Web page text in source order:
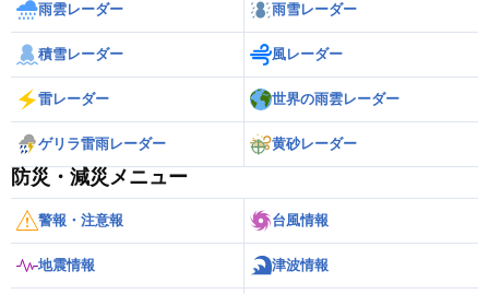
雨雲レーダー 雨雪レーダー
積雪レーダー 風レーダー
雷レーダー 世界の雨雲レーダー
ゲリラ雷雨レーダー 黄砂レーダー
防災・減災メニュー
警報・注意報 台風情報
地震情報 津波情報